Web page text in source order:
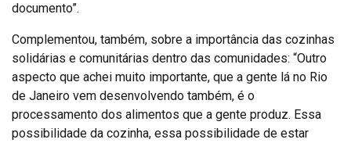
documento”.
Complementou, também, sobre a importância das cozinhas
solidárias e comunitárias dentro das comunidades: “Outro
aspecto que achei muito importante, que a gente lá no Rio
de Janeiro vem desenvolvendo também, é o
processamento dos alimentos que a gente produz. Essa
possibilidade da cozinha, essa possibilidade de estar